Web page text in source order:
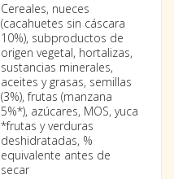
Cereales, nueces
(cacahuetes sin cáscara
10%), subproductos de
origen vegetal, hortalizas,
sustancias minerales,
aceites y grasas, semillas
(3%), frutas (manzana
5%*), azúcares, MOS, yuca
*frutas y verduras
deshidratadas, %
equivalente antes de
secar